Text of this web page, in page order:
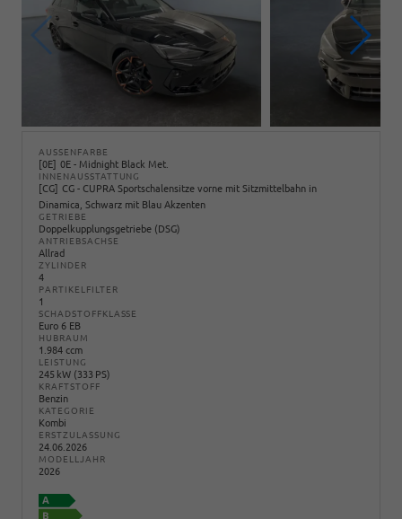
AUSSENFARBE
0E 0E - Midnight Black Met.
INNENAUSSTATTUNG
CG
CG - CUPRA Sportschalensitze vorne mit Sitzmittelbahn in
Dinamica, Schwarz mit Blau Akzenten
GETRIEBE
Doppelkupplungsgetriebe (DSG)
ANTRIEBSACHSE
Allrad
ZYLINDER
4
PARTIKELFILTER
1
SCHADSTOFFKLASSE
Euro 6 EB
HUBRAUM
1.984 ccm
LEISTUNG
245 kW (333 PS)
KRAFTSTOFF
Benzin
KATEGORIE
Kombi
ERSTZULASSUNG
24.06.2026
MODELLJAHR
2026